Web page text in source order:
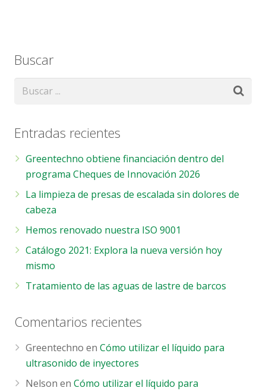
Buscar
Entradas recientes
Greentechno obtiene financiación dentro del
programa Cheques de Innovación 2026
La limpieza de presas de escalada sin dolores de
cabeza
Hemos renovado nuestra ISO 9001
Catálogo 2021: Explora la nueva versión hoy
mismo
Tratamiento de las aguas de lastre de barcos
Comentarios recientes
Greentechno enCómo utilizar el líquido para
ultrasonido de inyectores
Nelson enCómo utilizar el líquido para